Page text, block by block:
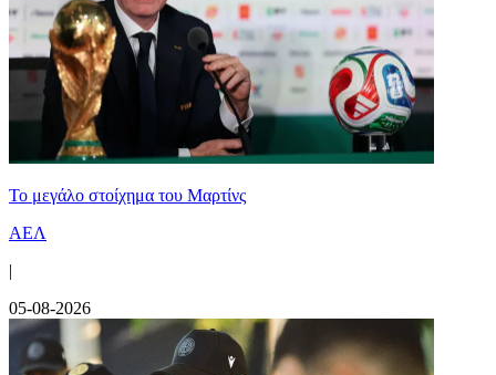
Το μεγάλο στοίχημα του Μαρτίνς
ΑΕΛ
|
05-08-2026